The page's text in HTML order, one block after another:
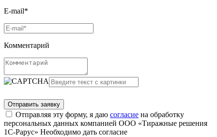
E-mail*
Комментарий
Отправляя эту форму, я даю согласие на обработку
персональных данных компанией ООО «Тиражные решения
1С-Рарус» Необходимо дать согласие